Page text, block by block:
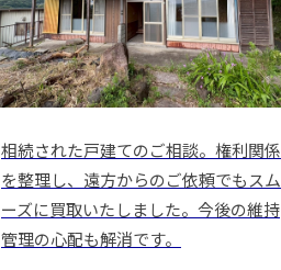
相続された戸建てのご相談。権利関係
を整理し、遠方からのご依頼でもスム
ーズに買取いたしました。今後の維持
管理の心配も解消です。